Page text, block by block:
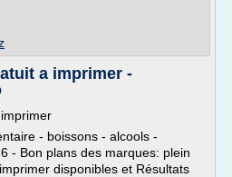
a imprimer -
- boissons - alcools -
- Bon plans des marques: plein
disponibles et Résultats